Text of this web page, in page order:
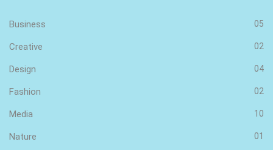
Business 05
Creative 02
Design 04
Fashion 02
Media 10
Nature 01